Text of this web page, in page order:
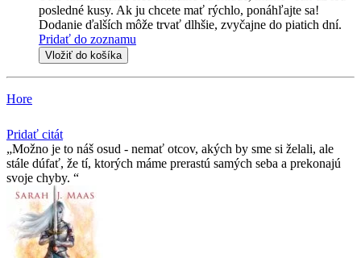
posledné kusy. Ak ju chcete mať rýchlo, ponáhľajte sa!
Dodanie ďalších môže trvať dlhšie, zvyčajne do piatich dní.
Pridať do zoznamu
Vložiť do košíka
Hore
Pridať citát
Možno je to náš osud - nemať otcov, akých by sme si želali, ale
stále dúfať, že tí­, ktorých máme prerastú samých seba a prekonajú
svoje chyby.